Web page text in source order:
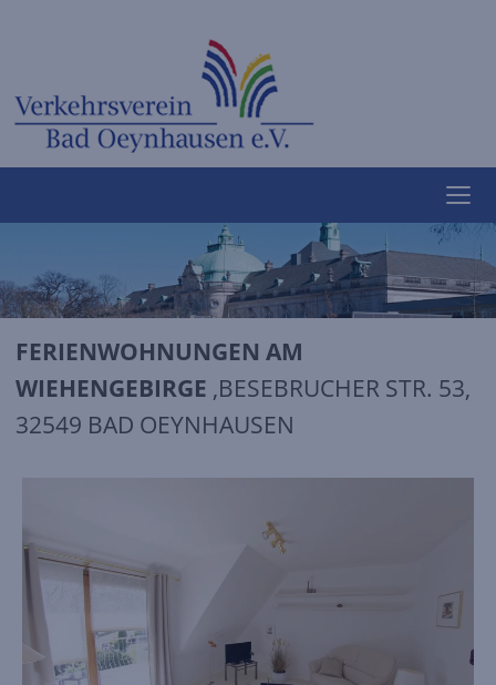
FERIENWOHNUNGEN AM
WIEHENGEBIRGE ,BESEBRUCHER STR. 53,
32549 BAD OEYNHAUSEN